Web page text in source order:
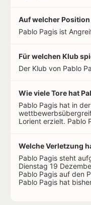
Auf welcher
Pablo Pagis ist
Für welchen Klub
Der Klub von Pablo
Wie viele Tore hat
Pablo Pagis hat in
Lorient erzielt. Pablo
Welche Verletzung
Pablo Pagis steht
Dienstag 19
Pablo Pagis auf den
Pablo Pagis hat